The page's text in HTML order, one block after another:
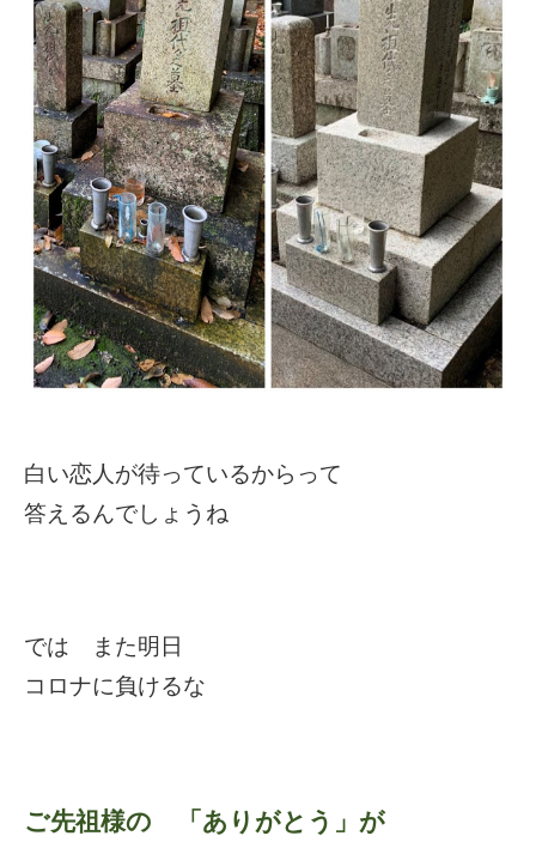
白い恋人が待っているからって
答えるんでしょうね
では また明日
コロナに負けるな
ご先祖様の 「ありがとう」が